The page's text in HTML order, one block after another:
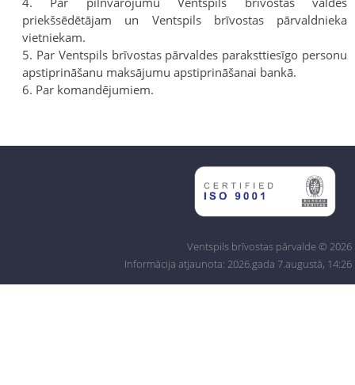
priekšsēdētājam un Ventspils brīvostas pārvaldnieka
vietniekam.
Par Ventspils brīvostas pārvaldes paraksttiesīgo personu
apstiprināšanu maksājumu apstiprināšanai bankā.
Par komandējumiem.
Ventspils brīvostas pārvalde © 2026
Informācija atjaunota: 2026.gada 7.augustā, 14:26